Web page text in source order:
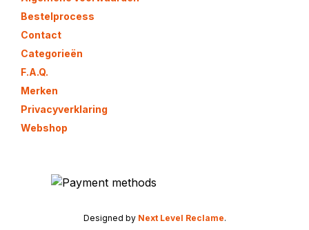
Bestelprocess
Contact
Categorieën
F.A.Q.
Merken
Privacyverklaring
Webshop
Designed by Next Level Reclame.